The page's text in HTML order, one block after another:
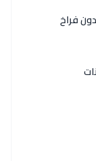
فراخ